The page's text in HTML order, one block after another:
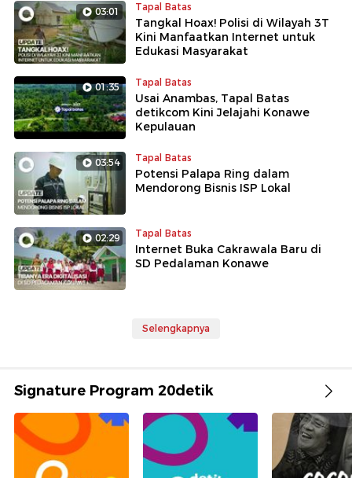
03:01 Tapal Batas
Tangkal Hoax! Polisi di Wilayah 3T
Kini Manfaatkan Internet untuk
Edukasi Masyarakat
01:35 Tapal Batas
Usai Anambas, Tapal Batas
detikcom Kini Jelajahi Konawe
Kepulauan
03:54 Tapal Batas
Potensi Palapa Ring dalam
Mendorong Bisnis ISP Lokal
02:29 Tapal Batas
Internet Buka Cakrawala Baru di
SD Pedalaman Konawe
Selengkapnya
Signature Program 20detik